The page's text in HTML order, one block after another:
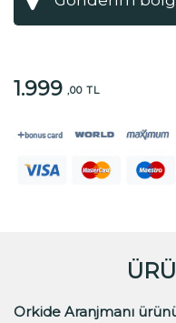
1.999 ,00 TL
Orkide Aranjmanı